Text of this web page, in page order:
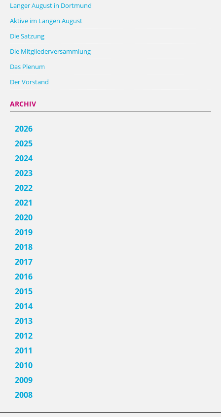
Langer August in Dortmund
Aktive im Langen August
Die Satzung
Die Mitgliederversammlung
Das Plenum
Der Vorstand
ARCHIV
2026
2025
2024
2023
2022
2021
2020
2019
2018
2017
2016
2015
2014
2013
2012
2011
2010
2009
2008